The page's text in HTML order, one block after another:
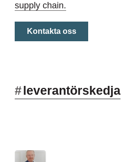
supply chain.
Kontakta oss
#leverantörskedja